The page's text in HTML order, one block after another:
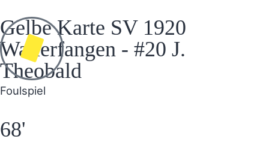
Gelbe Karte SV 1920
Wallerfangen - #20 J.
Theobald
Foulspiel
68'